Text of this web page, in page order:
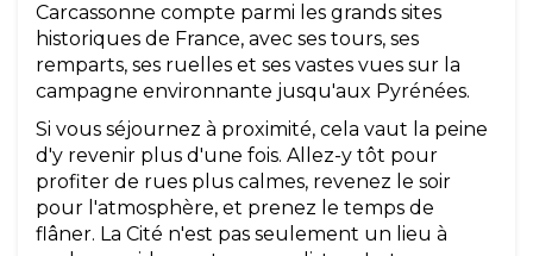
Carcassonne compte parmi les grands sites
historiques de France, avec ses tours, ses
remparts, ses ruelles et ses vastes vues sur la
campagne environnante jusqu'aux Pyrénées.
Si vous séjournez à proximité, cela vaut la peine
d'y revenir plus d'une fois. Allez-y tôt pour
profiter de rues plus calmes, revenez le soir
pour l'atmosphère, et prenez le temps de
flâner. La Cité n'est pas seulement un lieu à